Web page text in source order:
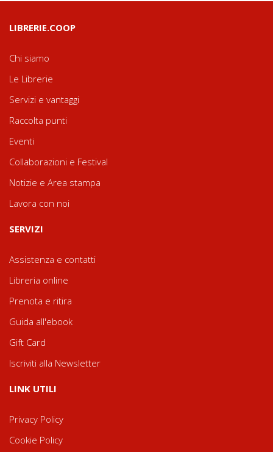
LIBRERIE.COOP
Chi siamo
Le Librerie
Servizi e vantaggi
Raccolta punti
Eventi
Collaborazioni e Festival
Notizie e Area stampa
Lavora con noi
SERVIZI
Assistenza e contatti
Libreria online
Prenota e ritira
Guida all'ebook
Gift Card
Iscriviti alla Newsletter
LINK UTILI
Privacy Policy
Cookie Policy